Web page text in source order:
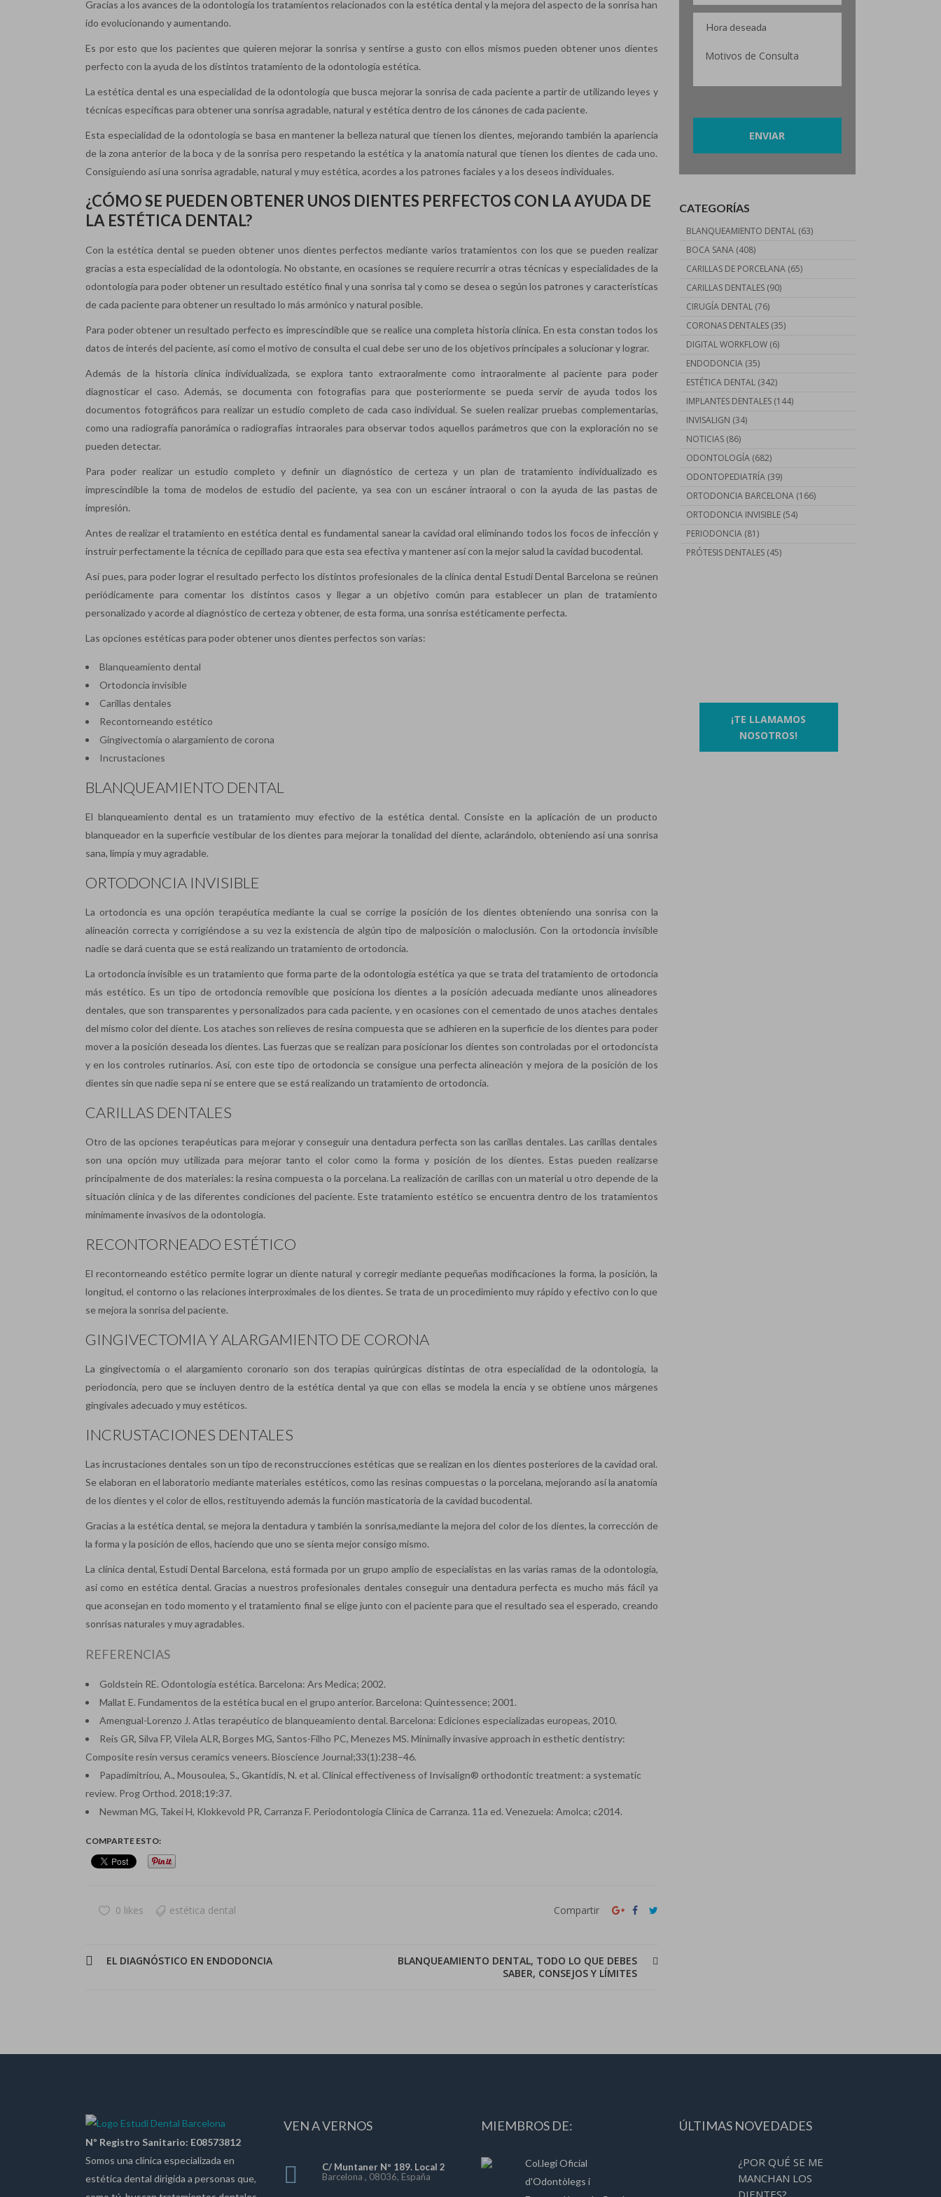
Gracias a los avances de la odontología los tratamientos relacionados con la estética dental y la mejora del aspecto de la sonrisa han
ido evolucionando y aumentando.
Es por esto que los pacientes que quieren mejorar la sonrisa y sentirse a gusto con ellos mismos pueden obtener unos dientes
perfecto con la ayuda de los distintos tratamiento de la odontología estética.
La estética dental es una especialidad de la odontología que busca mejorar la sonrisa de cada paciente a partir de utilizando leyes y
técnicas específicas para obtener una sonrisa agradable, natural y estética dentro de los cánones de cada paciente.
Esta especialidad de la odontología se basa en mantener la belleza natural que tienen los dientes, mejorando también la apariencia
de la zona anterior de la boca y de la sonrisa pero respetando la estética y la anatomía natural que tienen los dientes de cada uno.
Consiguiendo así una sonrisa agradable, natural y muy estética, acordes a los patrones faciales y a los deseos individuales.
¿CÓMO SE PUEDEN OBTENER UNOS DIENTES PERFECTOS CON LA AYUDA DE
LA ESTÉTICA DENTAL?
Con la estética dental se pueden obtener unos dientes perfectos mediante varios tratamientos con los que se pueden realizar
gracias a esta especialidad de la odontología. No obstante, en ocasiones se requiere recurrir a otras técnicas y especialidades de la
odontología para poder obtener un resultado estético final y una sonrisa tal y como se desea o según los patrones y características
de cada paciente para obtener un resultado lo más armónico y natural posible.
Para poder obtener un resultado perfecto es imprescindible que se realice una completa historia clínica. En esta constan todos los
datos de interés del paciente, así como el motivo de consulta el cual debe ser uno de los objetivos principales a solucionar y lograr.
Además de la historia clínica individualizada, se explora tanto extraoralmente como intraoralmente al paciente para poder
diagnosticar el caso. Además, se documenta con fotografías para que posteriormente se pueda servir de ayuda todos los
documentos fotográficos para realizar un estudio completo de cada caso individual. Se suelen realizar pruebas complementarias,
como una radiografía panorámica o radiografías intraorales para observar todos aquellos parámetros que con la exploración no se
pueden detectar.
Para poder realizar un estudio completo y definir un diagnóstico de certeza y un plan de tratamiento individualizado es
imprescindible la toma de modelos de estudio del paciente, ya sea con un escáner intraoral o con la ayuda de las pastas de
impresión.
Antes de realizar el tratamiento en estética dental es fundamental sanear la cavidad oral eliminando todos los focos de infección y
instruir perfectamente la técnica de cepillado para que esta sea efectiva y mantener así con la mejor salud la cavidad bucodental.
Así pues, para poder lograr el resultado perfecto los distintos profesionales de la clínica dental Estudi Dental Barcelona se reúnen
periódicamente para comentar los distintos casos y llegar a un objetivo común para establecer un plan de tratamiento
personalizado y acorde al diagnóstico de certeza y obtener, de esta forma, una sonrisa estéticamente perfecta.
Las opciones estéticas para poder obtener unos dientes perfectos son varias:
Blanqueamiento dental
Ortodoncia invisible
Carillas dentales
Recontorneando estético
Gingivectomía o alargamiento de corona
Incrustaciones
BLANQUEAMIENTO DENTAL
El blanqueamiento dental es un tratamiento muy efectivo de la estética dental. Consiste en la aplicación de un producto
blanqueador en la superficie vestibular de los dientes para mejorar la tonalidad del diente, aclarándolo, obteniendo así una sonrisa
sana, limpia y muy agradable.
ORTODONCIA INVISIBLE
La ortodoncia es una opción terapéutica mediante la cual se corrige la posición de los dientes obteniendo una sonrisa con la
alineación correcta y corrigiéndose a su vez la existencia de algún tipo de malposición o maloclusión. Con la ortodoncia invisible
nadie se dará cuenta que se está realizando un tratamiento de ortodoncia.
La ortodoncia invisible es un tratamiento que forma parte de la odontología estética ya que se trata del tratamiento de ortodoncia
más estético. Es un tipo de ortodoncia removible que posiciona los dientes a la posición adecuada mediante unos alineadores
dentales, que son transparentes y personalizados para cada paciente, y en ocasiones con el cementado de unos ataches dentales
del mismo color del diente. Los ataches son relieves de resina compuesta que se adhieren en la superficie de los dientes para poder
mover a la posición deseada los dientes. Las fuerzas que se realizan para posicionar los dientes son controladas por el ortodoncista
y en los controles rutinarios. Así, con este tipo de ortodoncia se consigue una perfecta alineación y mejora de la posición de los
dientes sin que nadie sepa ni se entere que se está realizando un tratamiento de ortodoncia.
CARILLAS DENTALES
Otro de las opciones terapéuticas para mejorar y conseguir una dentadura perfecta son las carillas dentales. Las carillas dentales
son una opción muy utilizada para mejorar tanto el color como la forma y posición de los dientes. Estas pueden realizarse
principalmente de dos materiales: la resina compuesta o la porcelana. La realización de carillas con un material u otro depende de la
situación clínica y de las diferentes condiciones del paciente. Este tratamiento estético se encuentra dentro de los tratamientos
mínimamente invasivos de la odontología.
RECONTORNEADO ESTÉTICO
El recontorneando estético permite lograr un diente natural y corregir mediante pequeñas modificaciones la forma, la posición, la
longitud, el contorno o las relaciones interproximales de los dientes. Se trata de un procedimiento muy rápido y efectivo con lo que
se mejora la sonrisa del paciente.
GINGIVECTOMIA Y ALARGAMIENTO DE CORONA
La gingivectomía o el alargamiento coronario son dos terapias quirúrgicas distintas de otra especialidad de la odontología, la
periodoncia, pero que se incluyen dentro de la estética dental ya que con ellas se modela la encía y se obtiene unos márgenes
gingivales adecuado y muy estéticos.
INCRUSTACIONES DENTALES
Las incrustaciones dentales son un tipo de reconstrucciones estéticas que se realizan en los dientes posteriores de la cavidad oral.
Se elaboran en el laboratorio mediante materiales estéticos, como las resinas compuestas o la porcelana, mejorando así la anatomía
de los dientes y el color de ellos, restituyendo además la función masticatoria de la cavidad bucodental.
Gracias a la estética dental, se mejora la dentadura y también la sonrisa,mediante la mejora del color de los dientes, la corrección de
la forma y la posición de ellos, haciendo que uno se sienta mejor consigo mismo.
La clínica dental, Estudi Dental Barcelona, está formada por un grupo amplio de especialistas en las varias ramas de la odontología,
así como en estética dental. Gracias a nuestros profesionales dentales conseguir una dentadura perfecta es mucho más fácil ya
que aconsejan en todo momento y el tratamiento final se elige junto con el paciente para que el resultado sea el esperado, creando
sonrisas naturales y muy agradables.
REFERENCIAS
Goldstein RE. Odontología estética. Barcelona: Ars Medica; 2002.
Mallat E. Fundamentos de la estética bucal en el grupo anterior. Barcelona: Quintessence; 2001.
Amengual-Lorenzo J. Atlas terapéutico de blanqueamiento dental. Barcelona: Ediciones especializadas europeas, 2010.
Reis GR, Silva FP, Vilela ALR, Borges MG, Santos-Filho PC, Menezes MS. Minimally invasive approach in esthetic dentistry:
Composite resin versus ceramics veneers. Bioscience Journal;33(1):238–46.
Papadimitriou, A., Mousoulea, S., Gkantidis, N. et al. Clinical effectiveness of Invisalign® orthodontic treatment: a systematic
review. Prog Orthod. 2018;19:37.
Newman MG, Takei H, Klokkevold PR, Carranza F. Periodontología Clínica de Carranza. 11a ed. Venezuela: Amolca; c2014.
COMPARTE ESTO:
0 likes estética dental Compartir
EL DIAGNÓSTICO EN ENDODONCIA
BLANQUEAMIENTO DENTAL, TODO LO QUE DEBES
SABER, CONSEJOS Y LÍMITES
CATEGORÍAS
BLANQUEAMIENTO DENTAL(63)
BOCA SANA(408)
CARILLAS DE PORCELANA(65)
CARILLAS DENTALES(90)
CIRUGÍA DENTAL(76)
CORONAS DENTALES(35)
DIGITAL WORKFLOW(6)
ENDODONCIA(35)
ESTÉTICA DENTAL(342)
IMPLANTES DENTALES(144)
INVISALIGN (34)
NOTICIAS(86)
ODONTOLOGÍA(682)
ODONTOPEDIATRÍA(39)
ORTODONCIA BARCELONA(166)
ORTODONCIA INVISIBLE(54)
PERIODONCIA(81)
PRÓTESIS DENTALES(45)
¡TE LLAMAMOS
NOSOTROS!
Nº Registro Sanitario: E08573812
Somos una clínica especializada en
estética dental dirigida a personas que,
VEN A VERNOS
C/ Muntaner Nº 189. Local 2
Barcelona , 08036, España
MIEMBROS DE:
Col.legi Oficial
d'Odontòlegs i
ÚLTIMAS NOVEDADES
¿POR QUÉ SE ME
MANCHAN LOS
DIENTES?